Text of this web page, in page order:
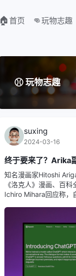
🏠 首页 👊玩物志趣
⚾️ 玩物志趣
suxing
2024-03-16
终于要来了？Arika
知名漫画家Hitoshi
《洛克人》漫画、百
Ichiro Mihara回应称，